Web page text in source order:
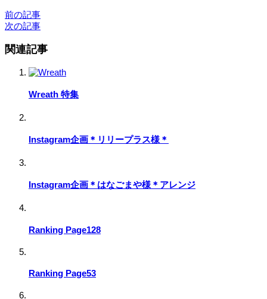
前の記事
次の記事
関連記事
Wreath 特集
Instagram企画＊リリープラス様＊
Instagram企画＊はなごまや様＊アレンジ
Ranking Page128
Ranking Page53